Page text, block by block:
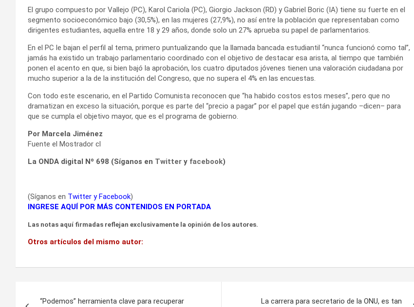
El grupo compuesto por Vallejo (PC), Karol Cariola (PC), Giorgio Jackson (RD) y Gabriel Boric (IA) tiene su fuerte en el
segmento socioeconómico bajo (30,5%), en las mujeres (27,9%), no así entre la población que representaban como
dirigentes estudiantes, aquella entre 18 y 29 años, donde solo un 27% aprueba su papel de parlamentarios.
En el PC le bajan el perfil al tema, primero puntualizando que la llamada bancada estudiantil “nunca funcionó como tal”,
jamás ha existido un trabajo parlamentario coordinado con el objetivo de destacar esa arista, al tiempo que también
ponen el acento en que, si bien bajó la aprobación, los cuatro diputados jóvenes tienen una valoración ciudadana por
mucho superior a la de la institución del Congreso, que no supera el 4% en las encuestas.
Con todo este escenario, en el Partido Comunista reconocen que “ha habido costos estos meses”, pero que no
dramatizan en exceso la situación, porque es parte del “precio a pagar” por el papel que están jugando –dicen– para
que se cumpla el objetivo mayor, que es el programa de gobierno.
Por Marcela Jiménez
Fuente el Mostrador cl
La ONDA digital Nº 698 (Síganos en Twitter y facebook)
(Síganos en Twitter yFacebook)
INGRESE AQUÍ POR MÁS CONTENIDOS EN PORTADA
Las notas aquí firmadas reflejan exclusivamente la opinión de los autores.
Otros artículos del mismo autor:
“Podemos” herramienta clave para recuperar
La carrera para secretario de la ONU, es tan